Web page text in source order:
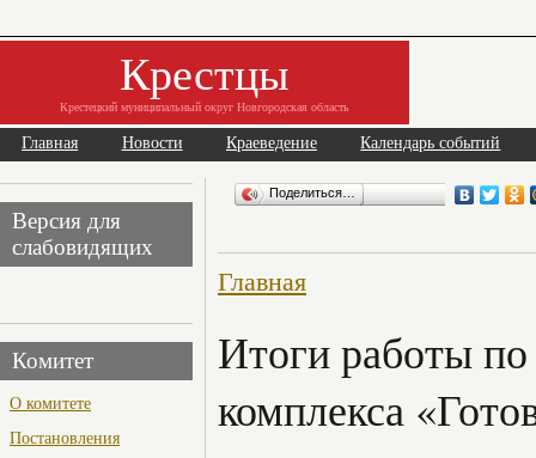
Крестцы
Крестецкий муниципальный округ Новгородская область
Главная Новости Краеведение Календарь событий
Версия для
слабовидящих
Комитет
О комитете
Постановления
Поделиться…
Главная
Итоги работы
комплекса